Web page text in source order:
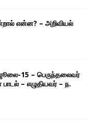
என்ன? – அறிவியல்
15 – பெருந்தலைவர்
– எழுதியவர் – ந.